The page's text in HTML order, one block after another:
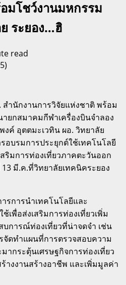
มโชว์งานมหกรรม
ระยอง…ฮิ
read
สำนักงานการวิจัยแห่งชาติ พร้อม
ยกสมาคมกีฬาเครื่องบินจำลอง
ค์ อุตตมะเวทิน ผอ. วิทยาลัย
อบรมการประยุกต์ใช้เทคโนโลยี
ริมการท่องเที่ยวภาคตะวันออก
มี.ค.ที่วิทยาลัยเทคนิคระยอง
รการนำเทคโนโลยีและ
เพื่อส่งเสริมการท่องเที่ยวเพิ่ม
การณ์ท่องเที่ยวที่น่าจดจำ เช่น
จัดทำแผนที่การตรวจสอบความ
กระตุ้นเศรษฐกิจการท่องเที่ยว
างงานสร้างอาชีพ และเพิ่มมูลค่า